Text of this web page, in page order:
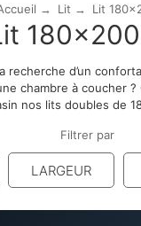
Lit Lit
recherche d’un
chambre à coucher
nos lits doubles de
Filtrer par
LARGEUR